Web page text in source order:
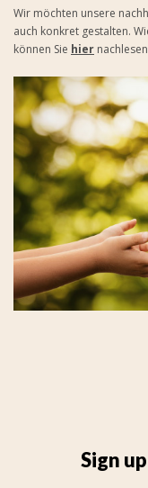
Wir möchten unsere
auch konkret gestalten.
können Sie hier
Sign